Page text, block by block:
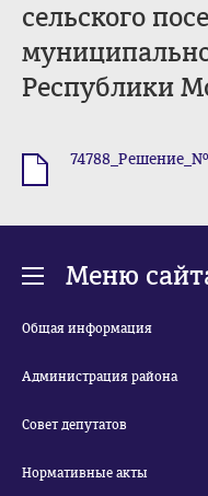
сельского
Республики
Меню
Общая информация
Администрация района
Совет депутатов
Нормативные акты